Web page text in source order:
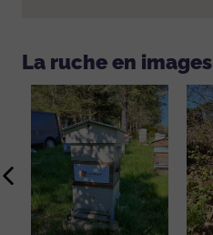
La ruche en images